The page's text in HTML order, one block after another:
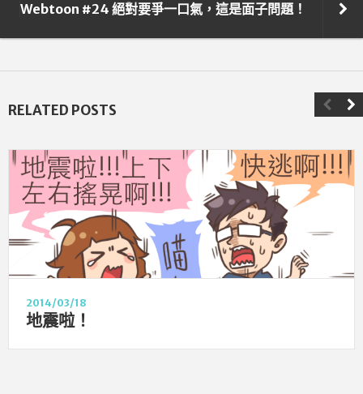
Webtoon #24 絕對要爭一口氣，這是面子問題！
RELATED POSTS
2014/03/18
地震啦！